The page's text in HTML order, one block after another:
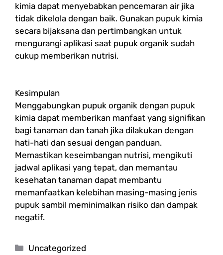
kimia dapat menyebabkan pencemaran air jika
tidak dikelola dengan baik. Gunakan pupuk kimia
secara bijaksana dan pertimbangkan untuk
mengurangi aplikasi saat pupuk organik sudah
cukup memberikan nutrisi.
Kesimpulan
Menggabungkan pupuk organik dengan pupuk
kimia dapat memberikan manfaat yang signifikan
bagi tanaman dan tanah jika dilakukan dengan
hati-hati dan sesuai dengan panduan.
Memastikan keseimbangan nutrisi, mengikuti
jadwal aplikasi yang tepat, dan memantau
kesehatan tanaman dapat membantu
memanfaatkan kelebihan masing-masing jenis
pupuk sambil meminimalkan risiko dan dampak
negatif.
Categories
Uncategorized